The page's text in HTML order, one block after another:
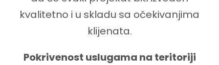
kvalitetno i u skladu sa očekivanjima
klijenata.
Pokrivenost uslugama na teritoriji